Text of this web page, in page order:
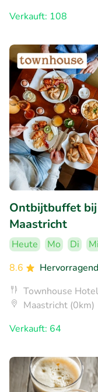
Verkauft: 108
Ontbijtbuffet
Maastricht
Heute Mo Di Mi
8.6
Hervorragend
Townhouse
Maastricht (0km)
Verkauft: 64